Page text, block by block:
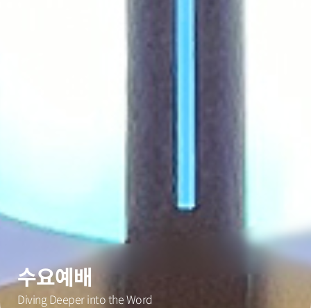
수요예배
Diving Deeper into the Word